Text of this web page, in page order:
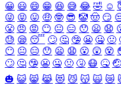
😀 😃 😄 😁 😆 😅 😂 🤣 ☺️
😜 😝 😛 🤑 🤓 😎 🤡 🤠 😏
😤 😠 😡 😶 😐 😑 😯 😦 😧
😓 😪 😴 🙄 🤔 🤥 😬 🤐 🤢
😶 😐 😑 😯 😦 😧 😮 😲 😵
🙄 🤔 🤥 😬 🤐 🤢 🤧 😷 🤒 🤕
🎃 😺 😸 😹 😻 😼 😽 🙀 😿